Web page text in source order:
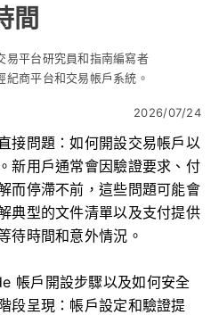
間
易平台研究員和指南編寫者
紀商平台和交易帳戶系統。
2026/07/24
接問題：如何開設交易帳戶以
新用戶通常會因驗證要求、付
而停滯不前，這些問題可能會
典型的文件清單以及支付提供
待時間和意外情況。
帳戶開設步驟以及如何安全
段呈現：帳戶設定和驗證提